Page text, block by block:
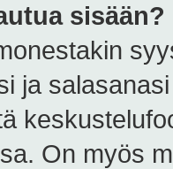
sisään?
ja
On myös